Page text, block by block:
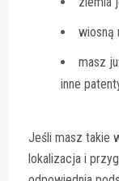
wiosną
masz
inne
Jeśli masz takie
lokalizacja i